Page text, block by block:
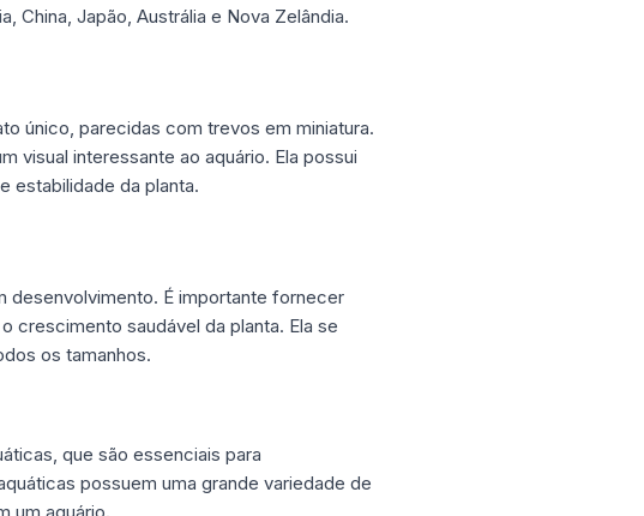
China, Japão, Austrália e Nova Zelândia.
único, parecidas com trevos em miniatura.
visual interessante ao aquário. Ela possui
estabilidade da planta.
desenvolvimento. É importante fornecer
crescimento saudável da planta. Ela se
os tamanhos.
que são essenciais para
possuem uma grande variedade de